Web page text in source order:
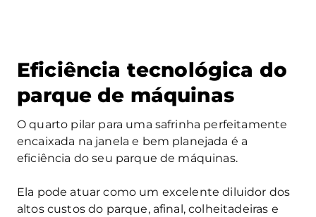
Eficiência tecnológica do
parque de máquinas
O quarto pilar para uma safrinha perfeitamente
encaixada na janela e bem planejada é a
eficiência do seu parque de máquinas.
Ela pode atuar como um excelente diluidor dos
altos custos do parque, afinal, colheitadeiras e